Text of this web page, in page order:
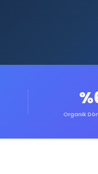
Organik